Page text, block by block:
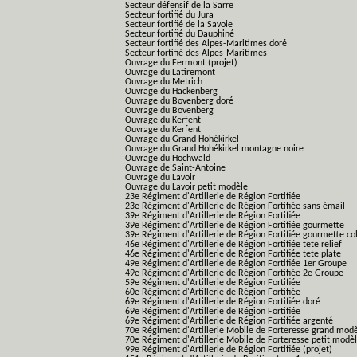
Secteur défensif de la Sarre
Secteur fortifié du Jura
Secteur fortifié de la Savoie
Secteur fortifié du Dauphiné
Secteur fortifié des Alpes-Maritimes doré
Secteur fortifié des Alpes-Maritimes
Ouvrage du Fermont (projet)
Ouvrage du Latiremont
Ouvrage du Metrich
Ouvrage du Hackenberg
Ouvrage du Bovenberg doré
Ouvrage du Bovenberg
Ouvrage du Kerfent
Ouvrage du Kerfent
Ouvrage du Grand Hohékirkel
Ouvrage du Grand Hohékirkel montagne noire
Ouvrage du Hochwald
Ouvrage de Saint-Antoine
Ouvrage du Lavoir
Ouvrage du Lavoir petit modèle
23e Régiment d'Artillerie de Région Fortifiée
23e Régiment d'Artillerie de Région Fortifiée sans émail
39e Régiment d'Artillerie de Région Fortifiée
39e Régiment d'Artillerie de Région Fortifiée gourmette
39e Régiment d'Artillerie de Région Fortifiée gourmette
46e Régiment d'Artillerie de Région Fortifiée tete relief
46e Régiment d'Artillerie de Région Fortifiée tete plate
49e Régiment d'Artillerie de Région Fortifiée 1er Groupe
49e Régiment d'Artillerie de Région Fortifiée 2e Groupe
59e Régiment d'Artillerie de Région Fortifiée
60e Régiment d'Artillerie de Région Fortifiée
69e Régiment d'Artillerie de Région Fortifiée doré
69e Régiment d'Artillerie de Région Fortifiée
69e Régiment d'Artillerie de Région Fortifiée argenté
70e Régiment d'Artillerie Mobile de Forteresse grand
70e Régiment d'Artillerie Mobile de Forteresse petit
99e Régiment d'Artillerie de Région Fortifiée (projet)